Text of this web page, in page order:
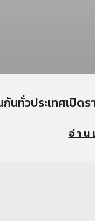
นทั่วประเทศเปิด
อ่า